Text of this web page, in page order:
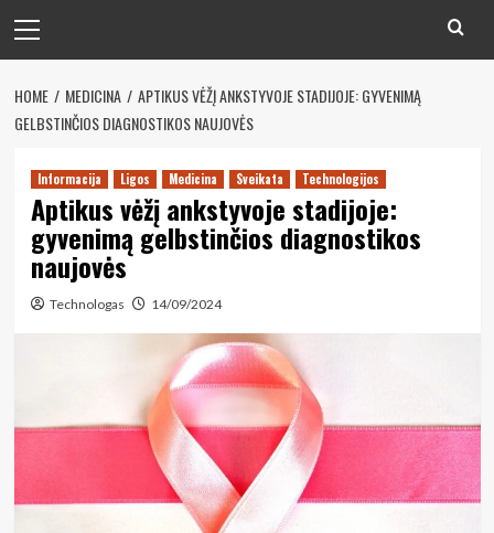
meniu
HOME MEDICINA
APTIKUS VĖŽĮ ANKSTYVOJE STADIJOJE: GYVENIMĄ
GELBSTINČIOS DIAGNOSTIKOS NAUJOVĖS
Informacija Ligos Medicina Sveikata Technologijos
Aptikus vėžį ankstyvoje stadijoje:
gyvenimą gelbstinčios diagnostikos
naujovės
Technologas 14/09/2024